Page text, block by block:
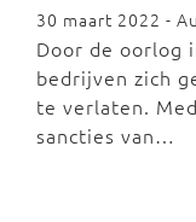
30 maart 2022 -
Door de oorlog
bedrijven zich
te verlaten.
sancties van…